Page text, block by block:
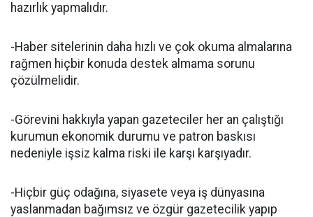
hazırlık yapmalıdır.
-Haber sitelerinin daha hızlı ve çok okuma almalarına
rağmen hiçbir konuda destek almama sorunu
çözülmelidir.
-Görevini hakkıyla yapan gazeteciler her an çalıştığı
kurumun ekonomik durumu ve patron baskısı
nedeniyle işsiz kalma riski ile karşı karşıyadır.
-Hiçbir güç odağına, siyasete veya iş dünyasına
yaslanmadan bağımsız ve özgür gazetecilik yapıp